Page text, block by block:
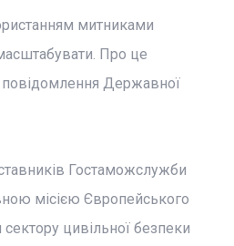
митниками
Про це
повідомлення Державної
Гостаможслужби
місією Європейського
цивільної безпеки